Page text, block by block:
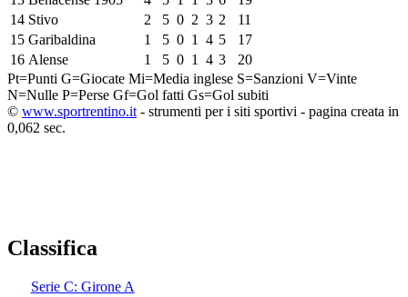
14 Stivo 2 5 0 2 3 2
11
15 Garibaldina 1 5 0 1 4 5
17
16 Alense 1 5 0 1 4 3
20
Pt=Punti G=Giocate Mi=Media inglese S=Sanzioni V=Vinte
N=Nulle P=Perse Gf=Gol fatti Gs=Gol subiti
© www.sportrentino.it - strumenti per i siti sportivi - pagina creata in
0,062 sec.
Classifica
Serie C: Girone A